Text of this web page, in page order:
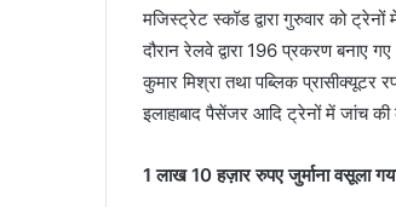
मजिस्ट्रेट स्कॉड द्वारा गुरुवार को
दौरान रेलवे द्वारा 196 प्रकरण बनाए
कुमार मिश्रा तथा पब्लिक
इलाहाबाद पैसेंजर आदि ट्रेनों में जांच की
1 लाख 10 हज़ार रुपए जुर्माना वसूला